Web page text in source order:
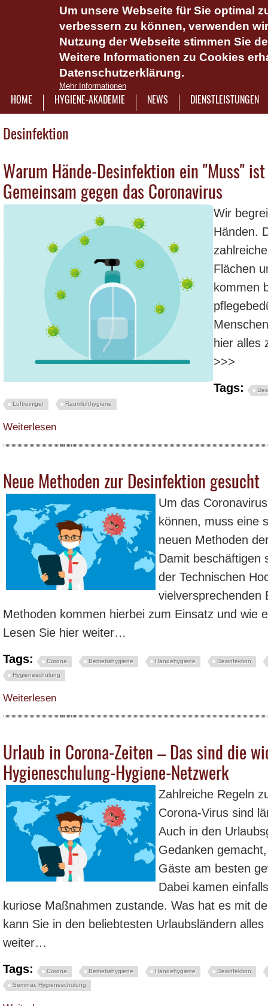
Um unsere Webseite für Sie optimal
verbessern zu können, verwenden
Nutzung der Webseite stimmen Sie
Weitere Informationen zu Cookies
Datenschutzerklärung.
Mehr Informationen
HOME HYGIENE-AKADEMIE NEWS DIENSTLEISTUNGEN
Das
Plattform
7921322
Desinfektion
Warum Hände-Desinfektion ein "Muss"
Gemeinsam gegen das Coronavirus
Wir
Händen.
Flächen
kommen
hier alles
>>>
Tags:
Luftreiniger Raumlufthygiene
Weiterlesen
Neue Methoden zur Desinfektion gesucht
Um das
können, muss eine
neuen Methoden
Damit beschäftigen
der Technischen
vielversprechenden
Methoden kommen hierbei zum Einsatz und wie
Lesen Sie hier weiter…
Tags:
Corona Betriebshygiene Händehygiene Desinfektion
Hygieneschulung
Weiterlesen
Urlaub in Corona-Zeiten – Das sind die
Hygieneschulung-Hygiene-Netzwerk
Zahlreiche Regeln
Corona-Virus sind
Auch in den
Gedanken
Gäste am besten
Dabei kamen
kuriose Maßnahmen zustande. Was hat es mit
kann Sie in den beliebtesten Urlaubsländern
weiter…
Tags:
Corona Betriebshygiene Händehygiene Desinfektion
Seminar. Hygieneschulung
Seiten